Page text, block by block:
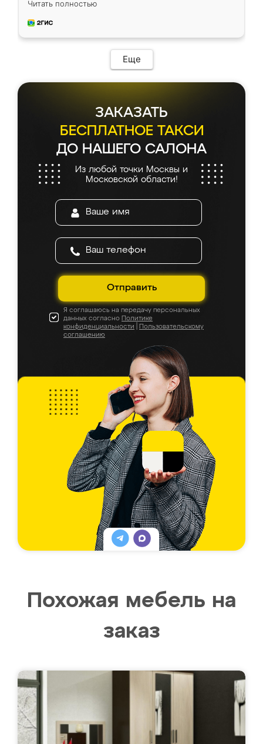
приехал замерщик, всё спокойно объяснил
и снял размеры. Изготовили в срок, с
мебель сразу встала на свое место без
каких-либо доработок. Качеством осталась
довольна, все выглядит так, как и ожидала.
Читать полностью
Еще
ЗАКАЗАТЬ
БЕСПЛАТНОЕ ТАКСИ
ДО НАШЕГО САЛОНА
Из любой точки Москвы и
Московской области!
Отправить
Я соглашаюсь на передачу персональных
данных согласно Политике
конфиденциальности
Пользовательскому
соглашению
Похожая мебель на
заказ